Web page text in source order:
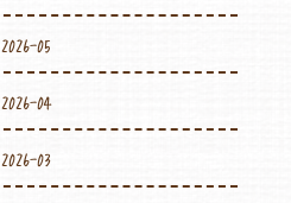
2026-05
2026-04
2026-03